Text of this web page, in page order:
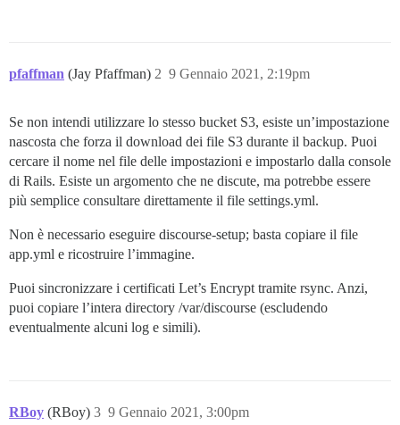
pfaffman (Jay Pfaffman) 9 Gennaio 2021, 2:19pm
2
Se non intendi utilizzare lo stesso bucket S3, esiste un’impostazione
nascosta che forza il download dei file S3 durante il backup. Puoi
cercare il nome nel file delle impostazioni e impostarlo dalla console
di Rails. Esiste un argomento che ne discute, ma potrebbe essere
più semplice consultare direttamente il file settings.yml.
Non è necessario eseguire discourse-setup; basta copiare il file
app.yml e ricostruire l’immagine.
Puoi sincronizzare i certificati Let’s Encrypt tramite rsync. Anzi,
puoi copiare l’intera directory /var/discourse (escludendo
eventualmente alcuni log e simili).
RBoy (RBoy) 9 Gennaio 2021, 3:00pm
3